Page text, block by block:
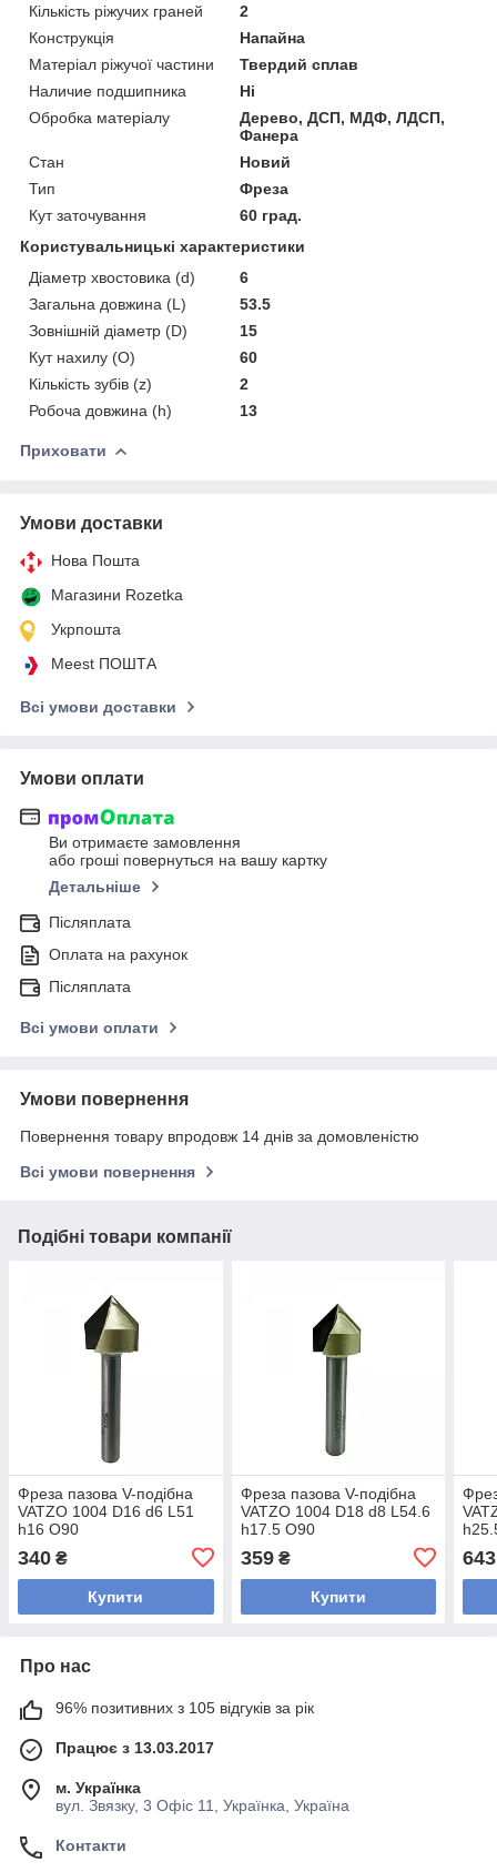
Кількість ріжучих граней
2
Конструкція
Напайна
Матеріал ріжучої частини
Твердий сплав
Наличие подшипника
Ні
Обробка матеріалу
Дерево, ДСП, МДФ, ЛДСП,
Фанера
Стан
Новий
Тип
Фреза
Кут заточування
60 град.
Користувальницькі характеристики
Діаметр хвостовика (d)
6
Загальна довжина (L)
53.5
Зовнішній діаметр (D)
15
Кут нахилу (O)
60
Кількість зубів (z)
2
Робоча довжина (h)
13
Приховати
Умови доставки
Нова Пошта
Магазини Rozetka
Укрпошта
Meest ПОШТА
Всі умови доставки
Умови оплати
Ви отримаєте замовлення
або гроші повернуться на вашу картку
Детальніше
Післяплата
Оплата на рахунок
Післяплата
Всі умови оплати
Умови повернення
Повернення товару впродовж 14 днів за домовленістю
Всі умови повернення
Подібні товари компанії
Фреза пазова V-подібна
VATZO 1004 D16 d6 L51
h16 O90
340 ₴
Купити
Фреза пазова V-подібна
VATZO 1004 D18 d8 L54.6
h17.5 O90
359₴
Купити
643
Про нас
96% позитивних з 105 відгуків за рік
Працює з 13.03.2017
м. Українка
вул. Звязку, 3 Офіс 11, Українка, Україна
Контакти